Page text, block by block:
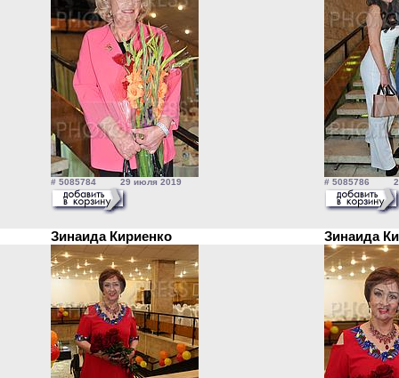
# 5085784 29 июля 2019 # 5085786 29
Зинаида Кириенко Зинаида